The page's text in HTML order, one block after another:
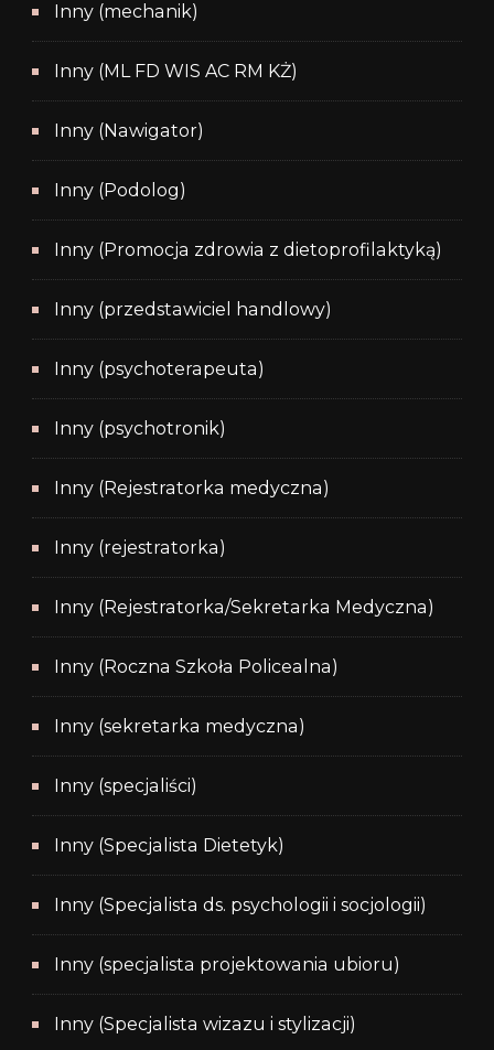
Inny (mechanik)
Inny (ML FD WIS AC RM KŻ)
Inny (Nawigator)
Inny (Podolog)
Inny (Promocja zdrowia z dietoprofilaktyką)
Inny (przedstawiciel handlowy)
Inny (psychoterapeuta)
Inny (psychotronik)
Inny (Rejestratorka medyczna)
Inny (rejestratorka)
Inny (Rejestratorka/Sekretarka Medyczna)
Inny (Roczna Szkoła Policealna)
Inny (sekretarka medyczna)
Inny (specjaliści)
Inny (Specjalista Dietetyk)
Inny (Specjalista ds. psychologii i socjologii)
Inny (specjalista projektowania ubioru)
Inny (Specjalista wizazu i stylizacji)